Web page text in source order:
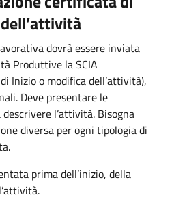
dovrà essere inviata
Produttive la SCIA
Inizio o modifica dell’attività),
Deve presentare le
l’attività. Bisogna
diversa per ogni tipologia di
prima dell’inizio, della